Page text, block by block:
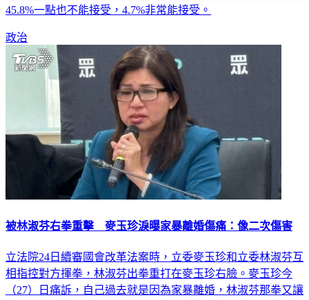
45.8%一點也不能接受，4.7%非常能接受。
政治
被林淑芬右拳重擊 麥玉珍淚曝家暴離婚傷痛：像二次傷害
立法院24日續審國會改革法案時，立委麥玉珍和立委林淑芬互
相指控對方揮拳，林淑芬出拳重打在麥玉珍右臉。麥玉珍今
（27）日痛訴，自己過去就是因為家暴離婚，林淑芬那拳又讓